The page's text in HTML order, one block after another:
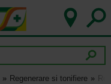
Regenerare si tonifiere